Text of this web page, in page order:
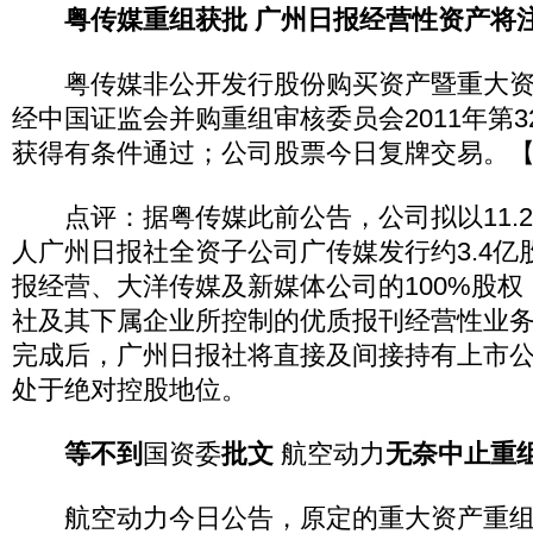
粤传媒重组获批 广州日报经营性资产将
粤传媒非公开发行股份购买资产暨重大
经中国证监会并购重组审核委员会2011年第
获得有条件通过；公司股票今日复牌交易。
点评：据粤传媒此前公告，公司拟以
人广州日报社全资子公司广传媒发行约3.4亿
报经营、大洋传媒及新媒体公司的100%股
社及其下属企业所控制的优质报刊经营性业
完成后，广州日报社将直接及间接持有上市
处于绝对控股地位。
等不到 国资委批文 航空动力无奈中止重
航空动力今日公告，原定的重大资产重